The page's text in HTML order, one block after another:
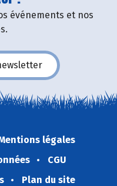
événements et nos
légales
CGU
Plan du site